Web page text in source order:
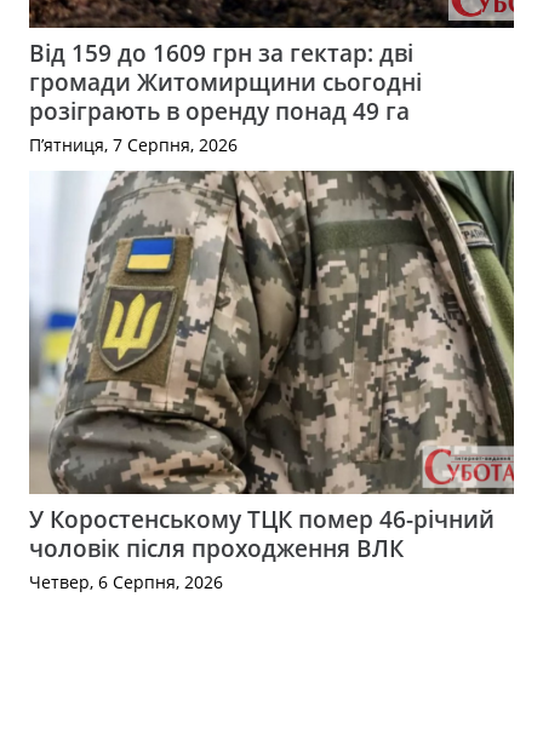
Від 159 до 1609 грн за гектар: дві
громади Житомирщини сьогодні
розіграють в оренду понад 49 га
П’ятниця, 7 Серпня, 2026
У Коростенському ТЦК помер 46-річний
чоловік після проходження ВЛК
Четвер, 6 Серпня, 2026